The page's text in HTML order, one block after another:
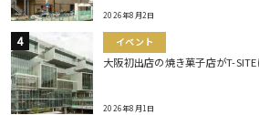
2026年8月2日
イベント
大阪初出店の焼き菓子店がT-SITE
2026年8月1日